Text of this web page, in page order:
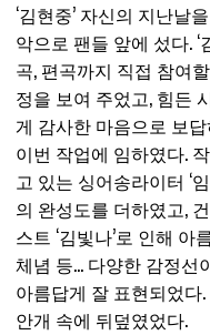
‘김현중’ 자신의 지난날
악으로 팬들 앞에 섰다.
곡, 편곡까지 직접 참여
정을 보여 주었고, 힘든
게 감사한 마음으로 보
이번 작업에 임하였다.
고 있는 싱어송라이터 ‘
의 완성도를 더하였고,
스트 ‘김빛나’로 인해
체념 등… 다양한 감정선
아름답게 잘 표현되었다
안개 속에 뒤덮였었다.